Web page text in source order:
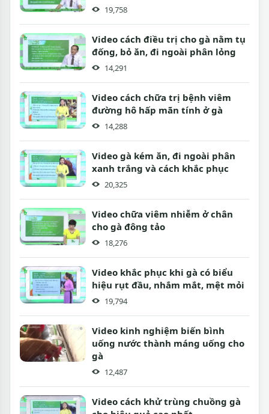
19,758
Video cách điều trị cho gà nằm tụ
đống, bỏ ăn, đi ngoài phân lỏng
14,291
Video cách chữa trị bệnh viêm
đường hô hấp mãn tính ở gà
14,288
Video gà kém ăn, đi ngoài phân
xanh trắng và cách khắc phục
20,325
Video chữa viêm nhiễm ở chân
cho gà đông tảo
18,276
Video khắc phục khi gà có biểu
hiệu rụt đầu, nhắm mắt, mệt mỏi
19,794
Video kinh nghiệm biến bình
uống nước thành máng uống cho
gà
12,487
Video cách khử trùng chuồng gà